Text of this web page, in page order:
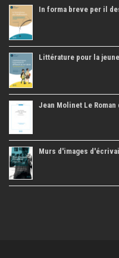
In forma breve per il
Littérature pour la
Jean Molinet Le
Murs d'images